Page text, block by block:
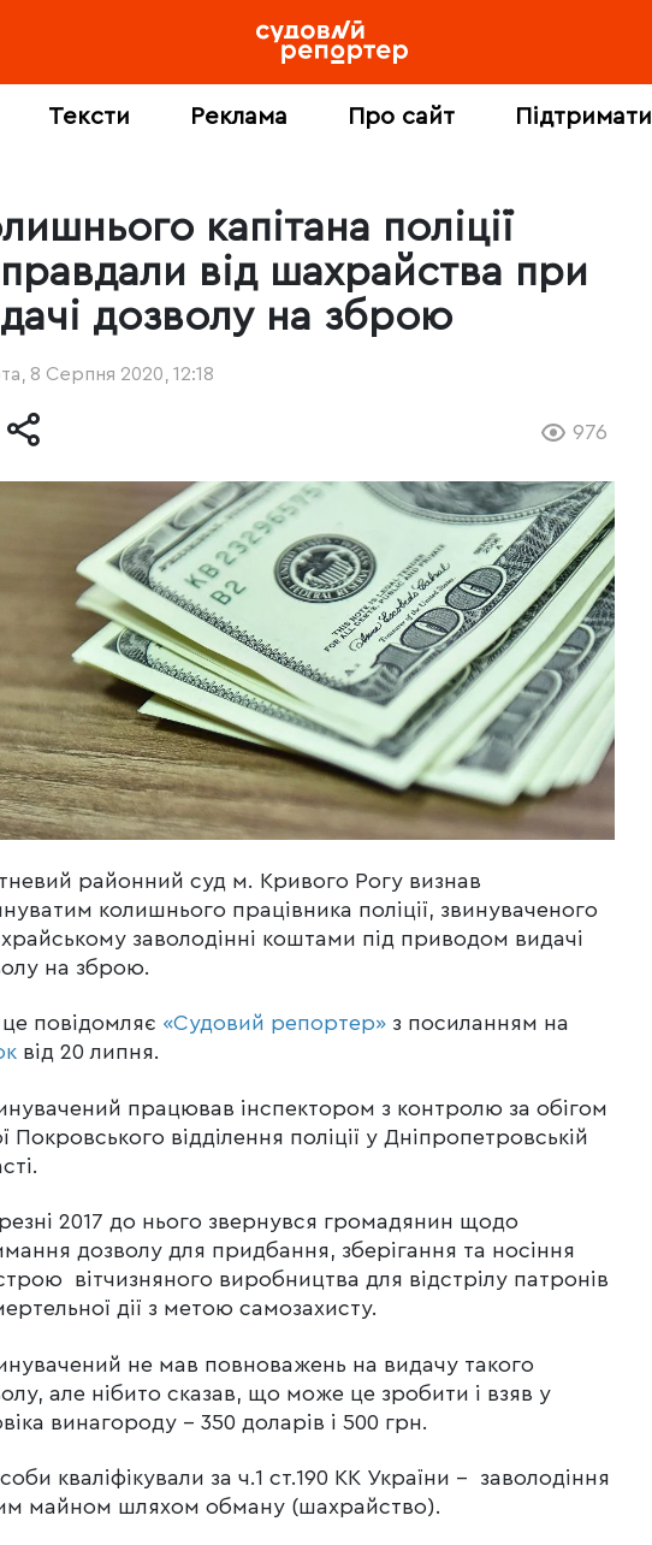
Тексти Реклама Про сайт Підтримати
капітана поліції
від шахрайства при
дозволу на зброю
8 Серпня 2020, 12:18
976
районний суд м. Кривого Рогу визнав
колишнього працівника поліції, звинуваченого
заволодінні коштами під приводом видачі
на зброю.
повідомляє «Судовий репортер» з посиланням на
від 20 липня.
працював інспектором з контролю за обігом
Покровського відділення поліції у Дніпропетровській
2017 до нього звернувся громадянин щодо
дозволу для придбання, зберігання та носіння
вітчизняного виробництва для відстрілу патронів
дії з метою самозахисту.
не мав повноважень на видачу такого
але нібито сказав, що може це зробити і взяв у
винагороду – 350 доларів і 500 грн.
кваліфікували за ч.1 ст.190 КК України – заволодіння
майном шляхом обману (шахрайство).